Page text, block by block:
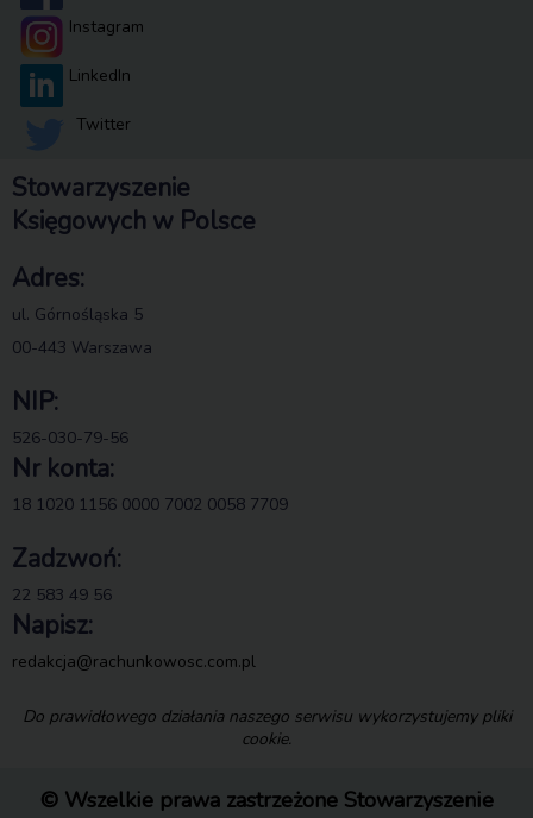
Instagram
LinkedIn
Twitter
Stowarzyszenie
Księgowych w Polsce
Adres:
ul. Górnośląska 5
00-443 Warszawa
NIP:
526-030-79-56
Nr konta:
18 1020 1156 0000 7002 0058 7709
Zadzwoń:
22 583 49 56
Napisz:
redakcja@rachunkowosc.com.pl
Do prawidłowego działania naszego serwisu wykorzystujemy pliki
cookie.
© Wszelkie prawa zastrzeżone Stowarzyszenie